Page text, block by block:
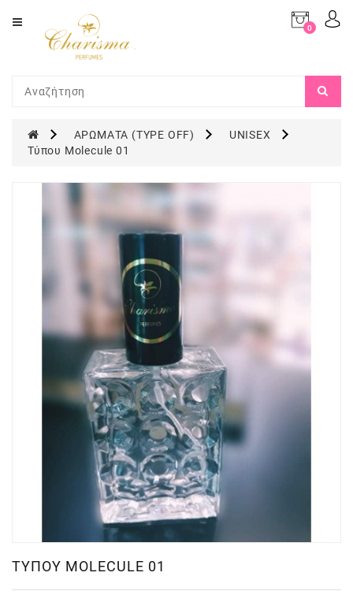
0
Category
OFF)
ΜΑΚΙΓΙΑΖ
ΧΩΡΟΥ
ΑΡΩΜΑΤΑ (TYPE OFF)
UNISEX
Τύπου Molecule 01
ΤΎΠΟΥ MOLECULE 01